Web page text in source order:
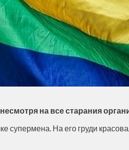
на все старания
На его груди